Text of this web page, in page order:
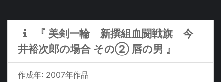
『 美剣一輪 新撰組血闘戦旗 今
井裕次郎の場合 その② 唇の男 』
作成年: 2007年作品